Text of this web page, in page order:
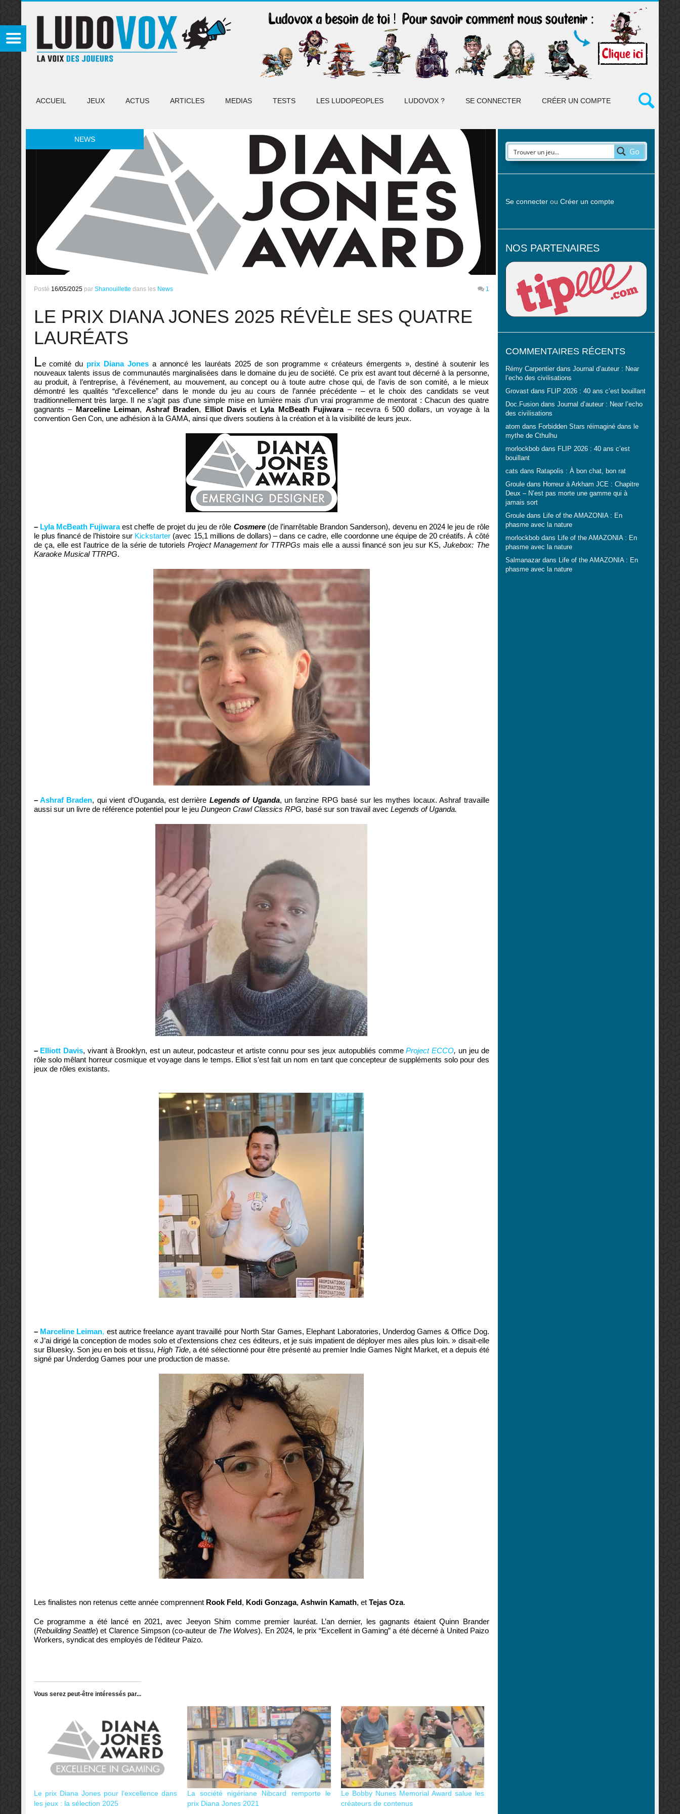
ACCUEIL JEUX ACTUS ARTICLES MEDIAS TESTS LES LUDOPEOPLES LUDOVOX ? SE CONNECTER CRÉER UN COMPTE
NEWS
Posté 16/05/2025 par Shanouillette dans les News 1
LE PRIX DIANA JONES 2025 RÉVÈLE SES QUATRE
LAURÉATS
Le comité du prix Diana Jones a annoncé les lauréats 2025 de son programme « créateurs émergents », destiné à soutenir les
nouveaux talents issus de communautés marginalisées dans le domaine du jeu de société. Ce prix est avant tout décerné à la personne,
au produit, à l’entreprise, à l’événement, au mouvement, au concept ou à toute autre chose qui, de l’avis de son comité, a le mieux
démontré les qualités “d’excellence” dans le monde du jeu au cours de l’année précédente – et le choix des candidats se veut
traditionnellement très large. Il ne s’agit pas d’une simple mise en lumière mais d’un vrai programme de mentorat : Chacun des quatre
gagnants – Marceline Leiman, Ashraf Braden, Elliot Davis et Lyla McBeath Fujiwara– recevra 6 500 dollars, un voyage à la
convention Gen Con, une adhésion à la GAMA, ainsi que divers soutiens à la création et à la visibilité de leurs jeux.
– Lyla McBeath Fujiwaraest cheffe de projet du jeu de rôle Cosmere (de l’inarrêtable Brandon Sanderson), devenu en 2024 le jeu de rôle
le plus financé de l’histoire sur Kickstarter (avec 15,1 millions de dollars) – dans ce cadre, elle coordonne une équipe de 20 créatifs. À côté
de ça, elle est l’autrice de la série de tutoriels Project Management for TTRPGs mais elle a aussi financé son jeu sur KS,Jukebox: The
Karaoke Musical TTRPG.
– Ashraf Braden, qui vient d’Ouganda, est derrière Legends of Uganda, un fanzine RPG basé sur les mythes locaux. Ashraf travaille
aussi sur un livre de référence potentiel pour le jeu Dungeon Crawl Classics RPG, basé sur son travail avec Legends of Uganda.
– Elliott Davis, vivant à Brooklyn, est un auteur, podcasteur et artiste connu pour ses jeux autopubliés commeProjectECCO, un jeu de
rôle solo mêlant horreur cosmique et voyage dans le temps. Elliot s’est fait un nom en tant que concepteur de suppléments solo pour des
jeux de rôles existants.
– Marceline Leiman, est autrice freelance ayant travaillé pour North Star Games, Elephant Laboratories, Underdog Games & Office Dog.
« J’ai dirigé la conception de modes solo et d’extensions chez ces éditeurs, et je suis impatient de déployer mes ailes plus loin. » disait-elle
sur Bluesky. Son jeu en bois et tissu, High Tide, a été sélectionné pour être présenté au premier Indie Games Night Market, et a depuis été
signé par Underdog Games pour une production de masse.
Les finalistes non retenus cette année comprennent Rook Feld, Kodi Gonzaga, Ashwin Kamath, et Tejas Oza.
Ce programme a été lancé en 2021, avec Jeeyon Shim comme premier lauréat. L’an dernier, les gagnants étaientQuinn Brander
(Rebuilding Seattle) et Clarence Simpson(co-auteur de The Wolves). En 2024, le prix “Excellent in Gaming” a été décerné à United Paizo
Workers, syndicat des employés de l’éditeur Paizo.
Vous serez peut-être intéressés par...
Le prix Diana Jones pour l’excellence dans
les jeux : la sélection 2025
La société nigériane Nibcard remporte le
prix Diana Jones 2021
Le Bobby Nunes Memorial Award salue les
créateurs de contenus
Go
Se connecterou Créer un compte
NOS PARTENAIRES
COMMENTAIRES RÉCENTS
Rémy Carpentierdans Journal d’auteur : Near
l’echo des civilisations
Grovastdans FLIP 2026 : 40 ans c’est bouillant
Doc.Fusiondans Journal d’auteur : Near l’echo
des civilisations
atom dans Forbidden Stars réimaginé dans le
mythe de Cthulhu
morlockbobdans FLIP 2026 : 40 ans c’est
bouillant
cats dans Ratapolis : À bon chat, bon rat
Grouledans Horreur à Arkham JCE : Chapitre
Deux – N’est pas morte une gamme qui à
jamais sort
Grouledans Life of the AMAZONIA : En
phasme avec la nature
morlockbobdans Life of the AMAZONIA : En
phasme avec la nature
Salmanazardans Life of the AMAZONIA : En
phasme avec la nature